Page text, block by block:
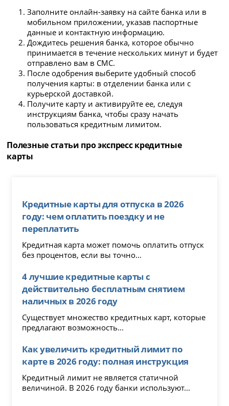
Заполните онлайн-заявку на сайте банка или в
мобильном приложении, указав паспортные
данные и контактную информацию.
Дождитесь решения банка, которое обычно
принимается в течение нескольких минут и будет
отправлено вам в СМС.
После одобрения выберите удобный способ
получения карты: в отделении банка или с
курьерской доставкой.
Получите карту и активируйте ее, следуя
инструкциям банка, чтобы сразу начать
пользоваться кредитным лимитом.
Полезные статьи про экспресс кредитные
карты
Кредитные карты для отпуска в 2026
году: чем оплатить поездку и не
переплатить
Кредитная карта может помочь оплатить отпуск
без процентов, если вы точно...
4 лучшие кредитные карты с
действительно бесплатным снятием
наличных в 2026 году
Существует множество кредитных карт, которые
предлагают возможность...
Как увеличить кредитный лимит по
карте в 2026 году: полная инструкция
Кредитный лимит не является статичной
величиной. В 2026 году банки используют...